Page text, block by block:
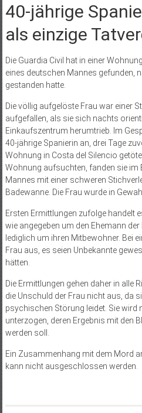
40-jährige
als einzige
Die Guardia Civil hat in einer
eines deutschen Mannes gefunden,
gestanden hatte.
Die völlig aufgelöste Frau war einer
aufgefallen, als sie sich nachts
Einkaufszentrum herumtrieb. Im
40-jährige Spanierin an, drei Tage
Wohnung in Costa del Silencio
Wohnung aufsuchten, fanden sie im
Mannes mit einer schweren
Badewanne. Die Frau wurde in
Ersten Ermittlungen zufolge handelt
wie angegeben um den Ehemann
lediglich um ihren Mitbewohner. Bei
Frau aus, es seien Unbekannte
hätten.
Die Ermittlungen gehen daher in alle
die Unschuld der Frau nicht aus, da
psychischen Störung leidet. Sie wird
unterzogen, deren Ergebnis mit den
werden soll.
Ein Zusammenhang mit dem Mord
kann nicht ausgeschlossen werden.